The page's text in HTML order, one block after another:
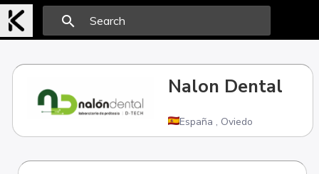
search
Nalon Dental
España , Oviedo